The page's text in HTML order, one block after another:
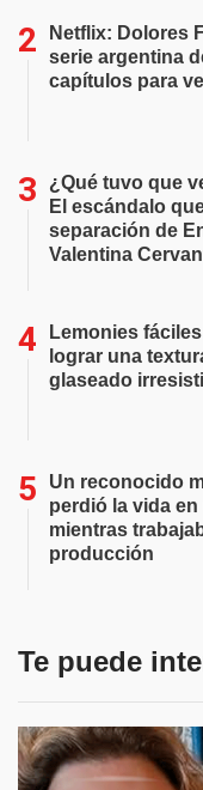
Netflix: Dolores
serie argentina
capítulos para
¿Qué tuvo que
El escándalo
separación de
Valentina
Lemonies
lograr una
glaseado
Un reconocido
perdió la vida
mientras
producción
Te puede